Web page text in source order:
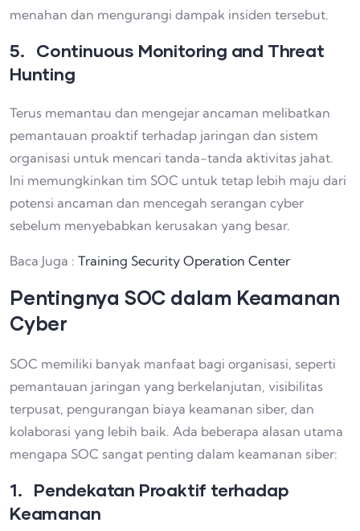
menahan dan mengurangi dampak insiden tersebut.
5. Continuous Monitoring and Threat
Hunting
Terus memantau dan mengejar ancaman melibatkan
pemantauan proaktif terhadap jaringan dan sistem
organisasi untuk mencari tanda-tanda aktivitas jahat.
Ini memungkinkan tim SOC untuk tetap lebih maju dari
potensi ancaman dan mencegah serangan cyber
sebelum menyebabkan kerusakan yang besar.
Baca Juga : Training Security Operation Center
Pentingnya SOC dalam Keamanan
Cyber
SOC memiliki banyak manfaat bagi organisasi, seperti
pemantauan jaringan yang berkelanjutan, visibilitas
terpusat, pengurangan biaya keamanan siber, dan
kolaborasi yang lebih baik. Ada beberapa alasan utama
mengapa SOC sangat penting dalam keamanan siber:
1. Pendekatan Proaktif terhadap
Keamanan